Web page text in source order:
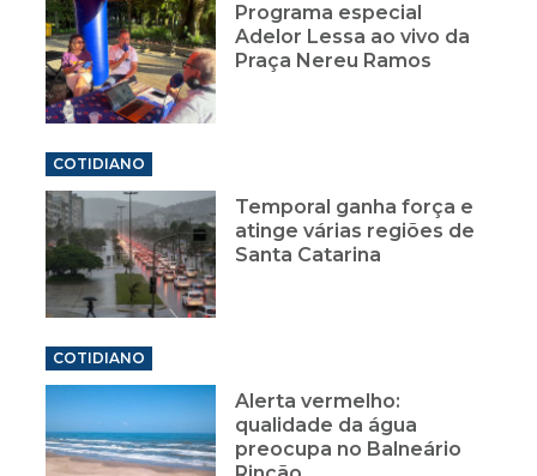
Programa especial
Adelor Lessa ao vivo da
Praça Nereu Ramos
COTIDIANO
Temporal ganha força e
atinge várias regiões de
Santa Catarina
COTIDIANO
Alerta vermelho:
qualidade da água
preocupa no Balneário